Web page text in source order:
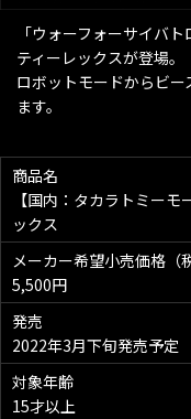
「ウォーフォーサイバ
ティーレックスが登場。
ロボットモードからビ
ます。
商品名
【国内：タカラトミー
ックス
メーカー希望小売価格（
5,500円
発売
2022年3月下旬発売予定
対象年齢
15才以上